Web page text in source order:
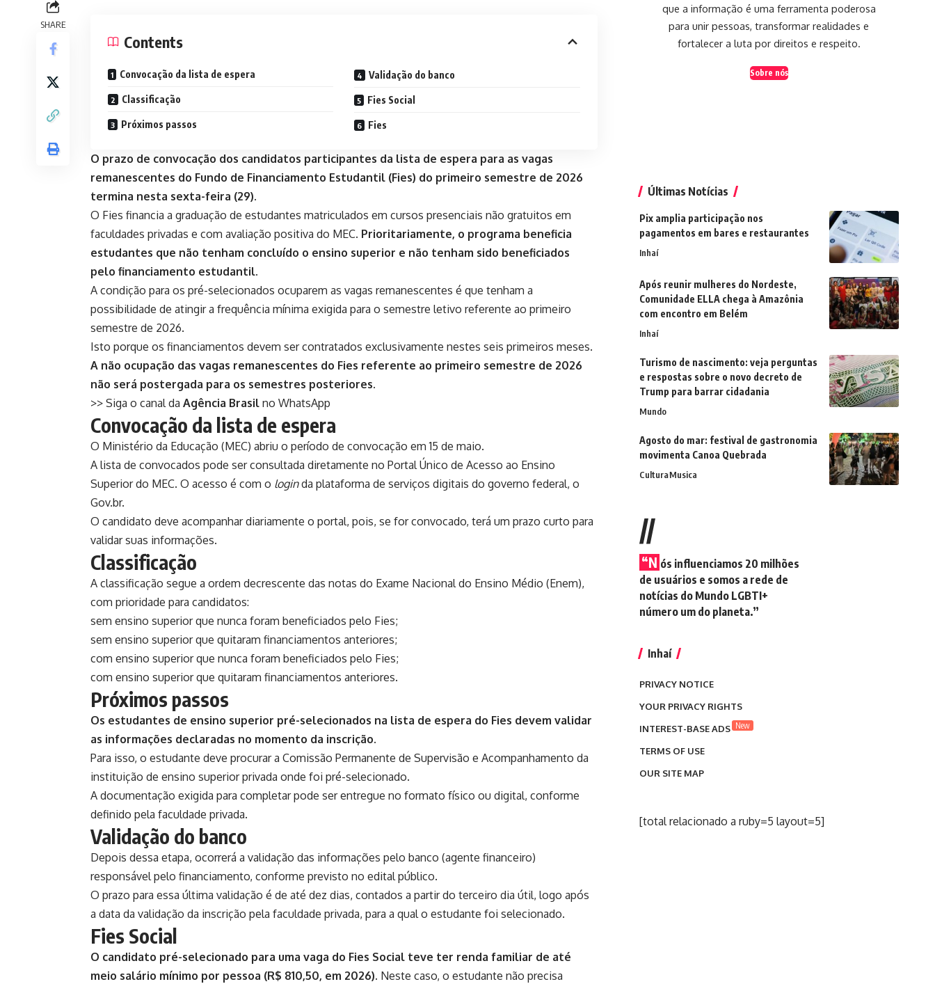
SHARE
Contents
Convocação da lista de espera
Classificação
Próximos passos
Validação do banco
Fies Social
Fies
O prazo de convocação dos candidatos participantes da lista de espera para as vagas
remanescentes do Fundo de Financiamento Estudantil (Fies) do primeiro semestre de 2026
termina nesta sexta-feira (29).
O Fies financia a graduação de estudantes matriculados em cursos presenciais não gratuitos em
faculdades privadas e com avaliação positiva do MEC. Prioritariamente, o programa beneficia
estudantes que não tenham concluído o ensino superior e não tenham sido beneficiados
pelo financiamento estudantil.
A condição para os pré-selecionados ocuparem as vagas remanescentes é que tenham a
possibilidade de atingir a frequência mínima exigida para o semestre letivo referente ao primeiro
semestre de 2026.
Isto porque os financiamentos devem ser contratados exclusivamente nestes seis primeiros meses.
A não ocupação das vagas remanescentes do Fies referente ao primeiro semestre de 2026
não será postergada para os semestres posteriores.
>> Siga o canal da Agência Brasil no WhatsApp
Convocação da lista de espera
O Ministério da Educação (MEC) abriu o período de convocação em 15 de maio.
A lista de convocados pode ser consultada diretamente no Portal Único de Acesso ao Ensino
Superior do MEC. O acesso é com o loginda plataforma de serviços digitais do governo federal, o
Gov.br.
O candidato deve acompanhar diariamente o portal, pois, se for convocado, terá um prazo curto para
validar suas informações.
Classificação
A classificação segue a ordem decrescente das notas do Exame Nacional do Ensino Médio (Enem),
com prioridade para candidatos:
sem ensino superior que nunca foram beneficiados pelo Fies;
sem ensino superior que quitaram financiamentos anteriores;
com ensino superior que nunca foram beneficiados pelo Fies;
com ensino superior que quitaram financiamentos anteriores.
Próximos passos
Os estudantes de ensino superior pré-selecionados na lista de espera do Fies devem validar
as informações declaradas no momento da inscrição.​​
​​Para isso, o estudante deve procurar a Comissão Permanente de Supervisão e Acompanhamento da
instituição de ensino superior privada onde foi pré-selecionado.
A documentação exigida para completar pode ser entregue no formato físico ou digital, conforme
definido pela faculdade privada.
Validação do banco
Depois dessa etapa, ocorrerá a validação das informações pelo banco (agente financeiro)
responsável pelo financiamento, conforme previsto no edital público.
O prazo para essa última validação é de até dez dias, contados a partir do terceiro dia útil, logo após
a data da validação da inscrição pela faculdade privada, para a qual o estudante foi selecionado.
Fies Social
O candidato pré-selecionado para uma vaga do Fies Social teve ter renda familiar de até
meio salário mínimo por pessoa (R$ 810,50, em 2026). Neste caso, o estudante não precisa
que a informação é uma ferramenta poderosa
para unir pessoas, transformar realidades e
fortalecer a luta por direitos e respeito.
Sobre nós
Últimas Notícias
Pix amplia participação nos
pagamentos em bares e restaurantes
Inhaí
Após reunir mulheres do Nordeste,
Comunidade ELLA chega à Amazônia
com encontro em Belém
Inhaí
Turismo de nascimento: veja perguntas
e respostas sobre o novo decreto de
Trump para barrar cidadania
Mundo
Agosto do mar: festival de gastronomia
movimenta Canoa Quebrada
CulturaMusica
//
“N ós influenciamos 20 milhões
de usuários e somos a rede de
notícias do Mundo LGBTI+
número um do planeta.”
Inhaí
PRIVACY NOTICE
YOUR PRIVACY RIGHTS
INTEREST-BASE ADS New
TERMS OF USE
OUR SITE MAP
[total relacionado a ruby=5 layout=5]